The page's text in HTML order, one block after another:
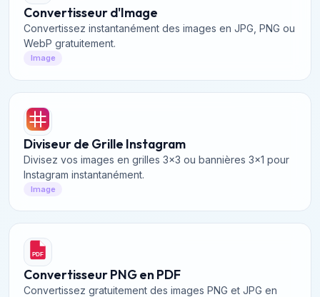
Convertisseur d'Image
Convertissez instantanément des images en JPG, PNG ou
WebP gratuitement.
Image
Diviseur de Grille Instagram
Divisez vos images en grilles 3x3 ou bannières 3x1 pour
Instagram instantanément.
Image
PDF
Convertisseur PNG en PDF
Convertissez gratuitement des images PNG et JPG en